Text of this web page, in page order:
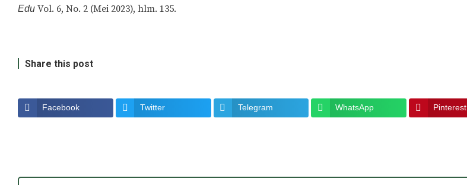
Edu Vol. 6, No. 2 (Mei 2023), hlm. 135.
Share this post
Facebook Twitter Telegram WhatsApp Pinterest